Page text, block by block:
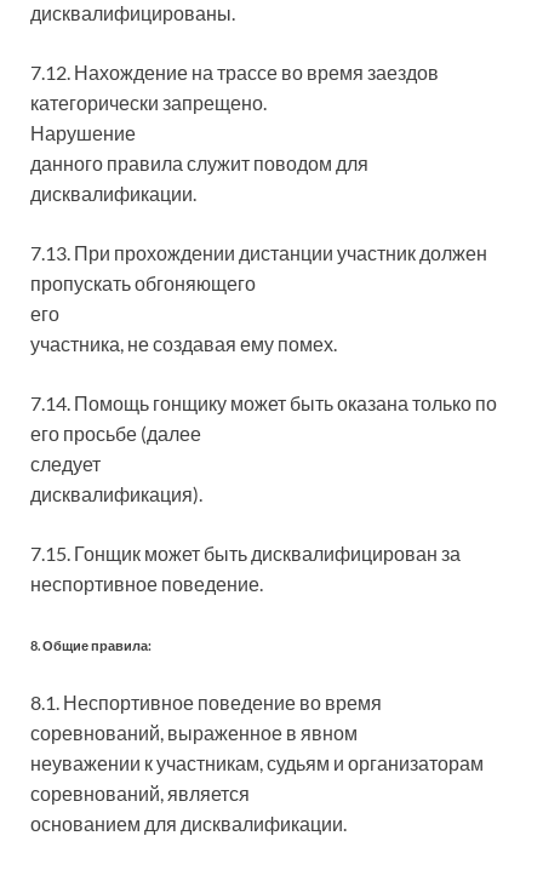
дисквалифицированы.
7.12. Нахождение на трассе во время заездов
категорически запрещено.
Нарушение
данного правила служит поводом для
дисквалификации.
7.13. При прохождении дистанции участник должен
пропускать обгоняющего
его
участника, не создавая ему помех.
7.14. Помощь гонщику может быть оказана только по
его просьбе (далее
следует
дисквалификация).
7.15. Гонщик может быть дисквалифицирован за
неспортивное поведение.
8. Общие правила:
8.1. Неспортивное поведение во время
соревнований, выраженное в явном
неуважении к участникам, судьям и организаторам
соревнований, является
основанием для дисквалификации.